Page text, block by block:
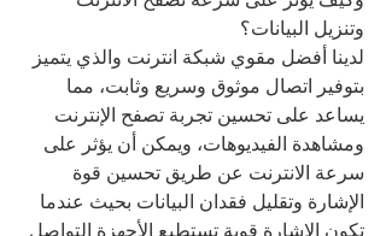
وتنزيل البيانات؟
لدينا أفضل مقوي شبكة انترنت والذي يتميز
بتوفير اتصال موثوق وسريع وثابت، مما
يساعد على تحسين تجربة تصفح الإنترنت
ومشاهدة الفيديوهات، ويمكن أن يؤثر على
سرعة الانترنت عن طريق تحسين قوة
الإشارة وتقليل فقدان البيانات بحيث عندما
تكون الإشارة قوية تستطيع الأجهزة التواصل